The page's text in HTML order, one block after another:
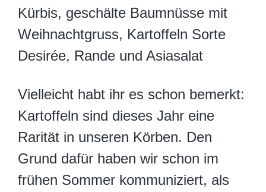
Kürbis, geschälte Baumnüsse mit
Weihnachtgruss, Kartoffeln Sorte
Desirée, Rande und Asiasalat
Vielleicht habt ihr es schon bemerkt:
Kartoffeln sind dieses Jahr eine
Rarität in unseren Körben. Den
Grund dafür haben wir schon im
frühen Sommer kommuniziert, als